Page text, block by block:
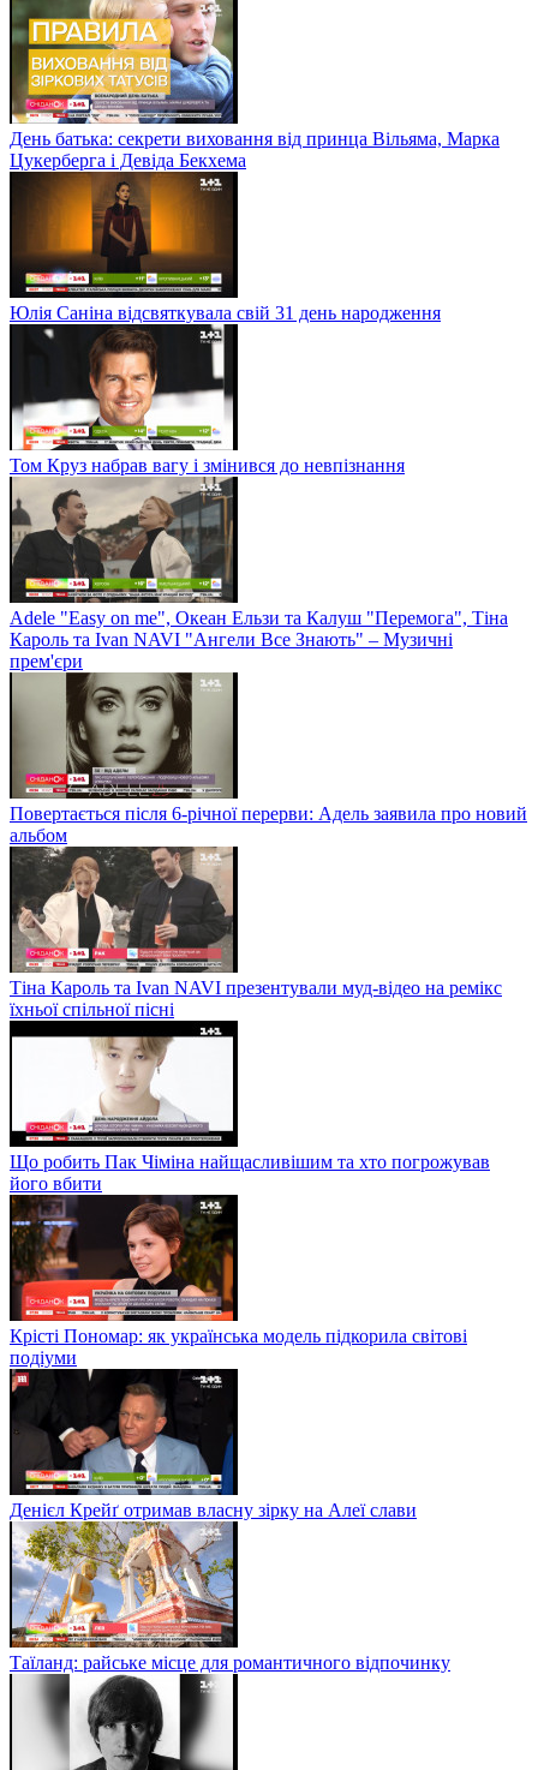
День батька: секрети виховання від принца Вільяма, Марка
Цукерберга і Девіда Бекхема
Юлія Саніна відсвяткувала свій 31 день народження
Том Круз набрав вагу і змінився до невпізнання
Adele "Easy on me", Океан Ельзи та Калуш "Перемога", Тіна
Кароль та Ivan NAVI "Ангели Все Знають" – Музичні
прем'єри
Повертається після 6-річної перерви: Адель заявила про новий
альбом
Тіна Кароль та Ivan NAVI презентували муд-відео на ремікс
їхньої спільної пісні
Що робить Пак Чіміна найщасливішим та хто погрожував
його вбити
Крісті Пономар: як українська модель підкорила світові
подіуми
Денієл Крейґ отримав власну зірку на Алеї слави
Таїланд: райське місце для романтичного відпочинку